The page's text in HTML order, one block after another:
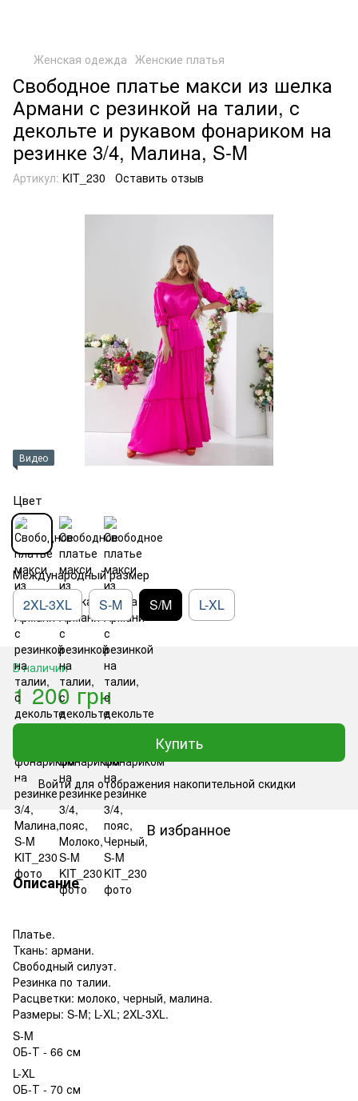
Женская одежда Женские платья
Свободное платье макси из шелка
Армани с резинкой на талии, с
декольте и рукавом фонариком на
резинке 3/4, Малина, S-M
Артикул: KIT_230 Оставить отзыв
Видео
Цвет
Международный размер
2XL-3XL S-M S/M L-XL
В наличии
1 200 грн
Купить
% Войтидля отображения накопительной скидки
В избранное
Описание
Платье.
Ткань: армани.
Свободный силуэт.
Резинка по талии.
Расцветки: молоко, черный, малина.
Размеры: S-M; L-XL; 2XL-3XL.
S-M
ОБ-Т - 66 см
L-XL
ОБ-Т - 70 см